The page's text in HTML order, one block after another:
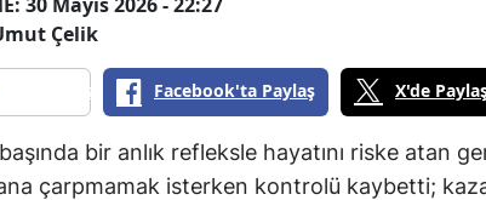
Çelik
Facebook'ta Paylaş X'de
bir anlık refleksle hayatını riske atan
çarpmamak isterken kontrolü kaybetti;